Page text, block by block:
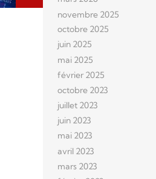
novembre 2025
octobre 2025
juin 2025
mai 2025
février 2025
octobre 2023
juillet 2023
juin 2023
mai 2023
avril 2023
mars 2023